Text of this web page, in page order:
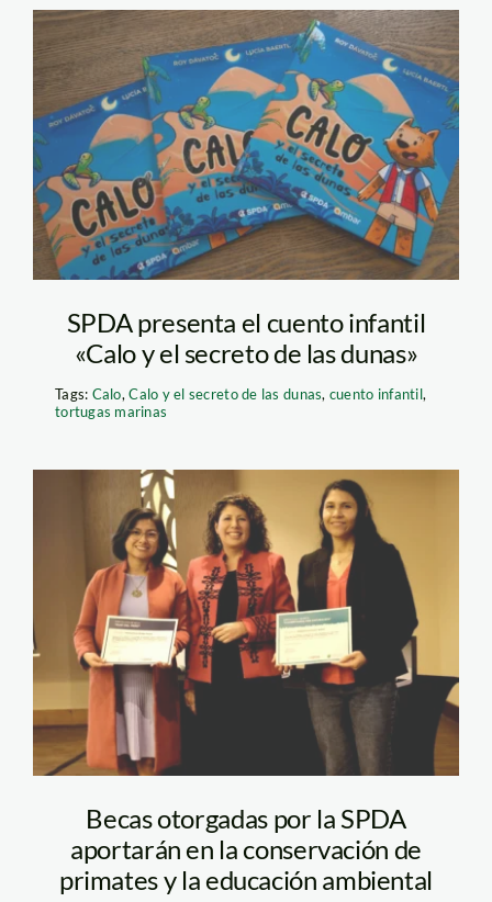
calo portada: SPDA
SPDA presenta el cuento infantil
«Calo y el secreto de las dunas»
Tags: Calo,Calo y el secreto de las dunas, cuento infantil,
tortugas marinas
Karla-Quispe-y-a-
Natalia-Condor—
Becas-Carlos-Ponce—
SPDA
Becas otorgadas por la SPDA
aportarán en la conservación de
primates y la educación ambiental